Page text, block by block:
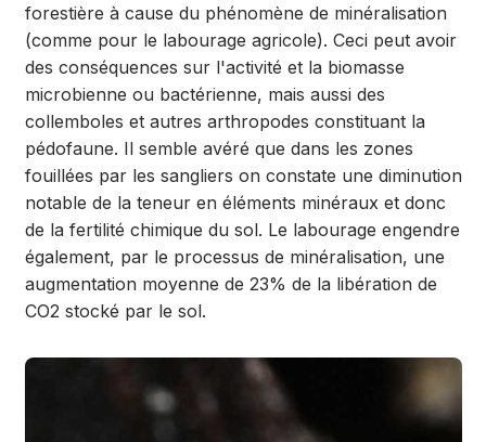
forestière à cause du phénomène de minéralisation
(comme pour le labourage agricole). Ceci peut avoir
des conséquences sur l'activité et la biomasse
microbienne ou bactérienne, mais aussi des
collemboles et autres arthropodes constituant la
pédofaune. Il semble avéré que dans les zones
fouillées par les sangliers on constate une diminution
notable de la teneur en éléments minéraux et donc
de la fertilité chimique du sol. Le labourage engendre
également, par le processus de minéralisation, une
augmentation moyenne de 23% de la libération de
CO2 stocké par le sol.